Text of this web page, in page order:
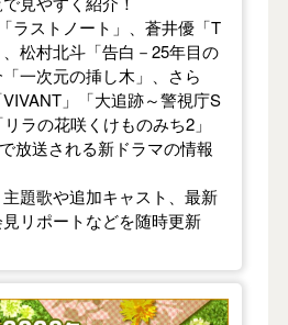
ラストノート」、蒼井優「T
松村北斗「告白－25年目の
一次元の挿し木」、さら
」「大追跡～警視庁S
ラの花咲くけものみち2」
放送される新ドラマの情報
題歌や追加キャスト、最新
リポートなどを随時更新
ラマガイド